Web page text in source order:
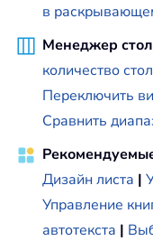
в
Менеджер
количество
Переключить
Сравнить
Дизайн листа |
Управление
автотекста |